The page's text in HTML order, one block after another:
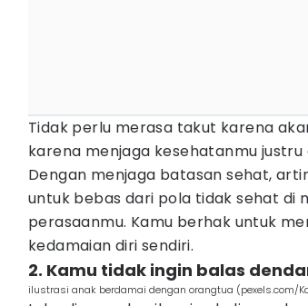
Tidak perlu merasa takut karena
karena menjaga kesehatanmu
Dengan menjaga batasan sehat,
untuk bebas dari pola tidak sehat di
perasaanmu. Kamu berhak untuk
kedamaian diri sendiri.
2. Kamu tidak ingin balas
ilustrasi anak berdamai dengan orangtua (pexels.com/